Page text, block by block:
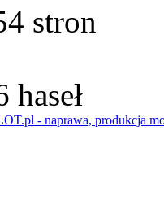
stron
haseł